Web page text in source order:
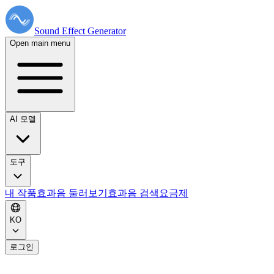
Sound Effect Generator
Open main menu
AI 모델
도구
내 작품효과음 둘러보기 효과음 검색 요금제
KO
로그인